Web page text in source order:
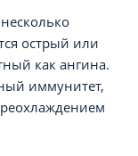
острый или
как ангина.
иммунитет,